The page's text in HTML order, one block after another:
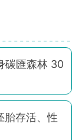
碳匯森林 30
胎存活、性